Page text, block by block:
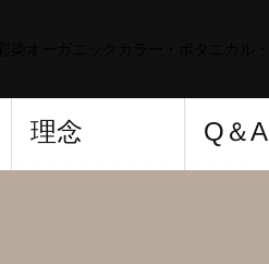
理念 Q＆A